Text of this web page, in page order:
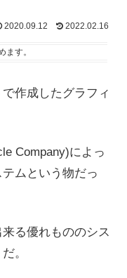
2020.09.12 2022.02.16
ます。
作成したグラフィ
Company)によっ
ムという物だっ
る優れもののシス
。